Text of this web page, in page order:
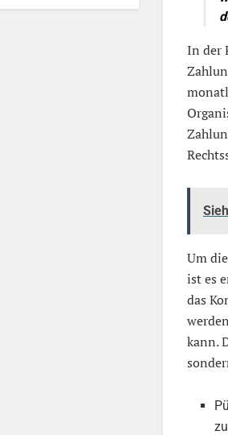
In der
Um
ist es
das
kann.